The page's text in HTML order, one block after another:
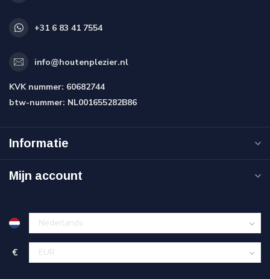
+31 6 83 41 7554
info@houtenplezier.nl
KVK nummer: 60682744
btw-nummer: NL001655282B86
Informatie
Mijn account
€